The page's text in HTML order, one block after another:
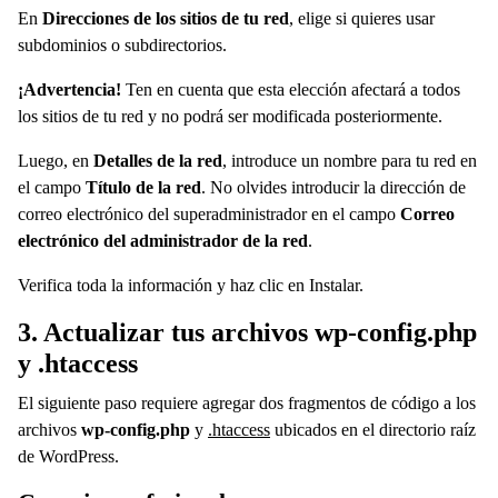
En Direcciones de los sitios de tu red, elige si quieres usar
subdominios o subdirectorios.
¡Advertencia! Ten en cuenta que esta elección afectará a todos
los sitios de tu red y no podrá ser modificada posteriormente.
Luego, en Detalles de la red, introduce un nombre para tu red en
el campo Título de la red. No olvides introducir la dirección de
correo electrónico del superadministrador en el campo Correo
electrónico del administrador de la red.
Verifica toda la información y haz clic en Instalar.
3. Actualizar tus archivos wp-config.php
y .htaccess
El siguiente paso requiere agregar dos fragmentos de código a los
archivos wp-config.php y .htaccess ubicados en el directorio raíz
de WordPress.